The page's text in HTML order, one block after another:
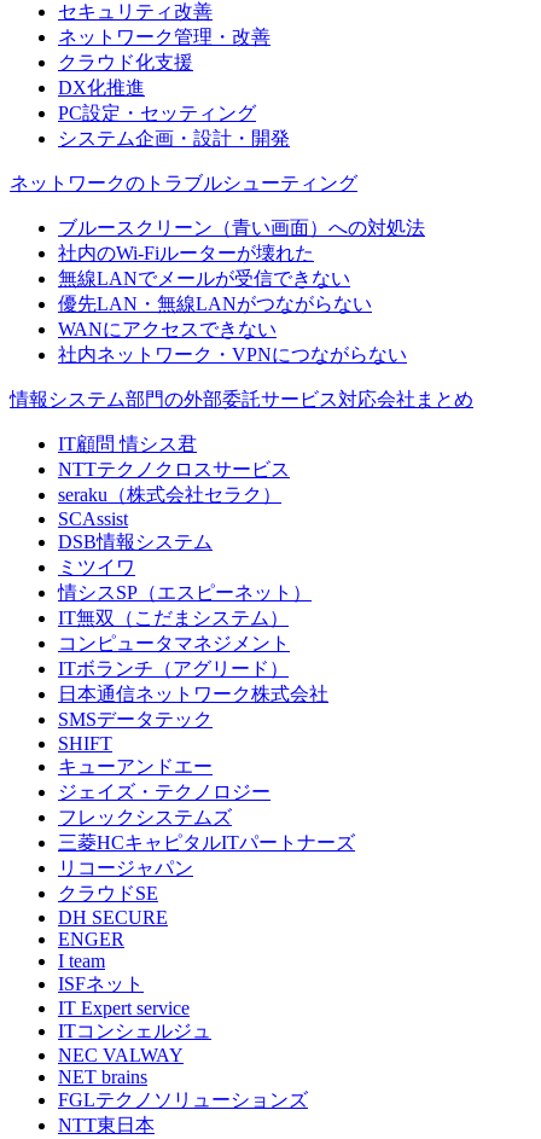
セキュリティ改善
ネットワーク管理・改善
クラウド化支援
DX化推進
PC設定・セッティング
システム企画・設計・開発
ネットワークのトラブルシューティング
ブルースクリーン（青い画面）への対処法
社内のWi-Fiルーターが壊れた
無線LANでメールが受信できない
優先LAN・無線LANがつながらない
WANにアクセスできない
社内ネットワーク・VPNにつながらない
情報システム部門の外部委託サービス対応会社まとめ
IT顧問 情シス君
NTTテクノクロスサービス
seraku（株式会社セラク）
SCAssist
DSB情報システム
ミツイワ
情シスSP（エスピーネット）
IT無双（こだまシステム）
コンピュータマネジメント
ITボランチ（アグリード）
日本通信ネットワーク株式会社
SMSデータテック
SHIFT
キューアンドエー
ジェイズ・テクノロジー
フレックシステムズ
三菱HCキャピタルITパートナーズ
リコージャパン
クラウドSE
DH SECURE
ENGER
I team
ISFネット
IT Expert service
ITコンシェルジュ
NEC VALWAY
NET brains
FGLテクノソリューションズ
NTT東日本